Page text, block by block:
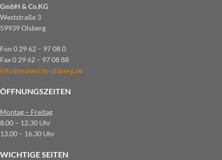
GmbH & Co.KG
Weststraße 3
59939 Olsberg
Fon 0 29 62 – 97 08 0
Fax 0 29 62 – 97 08 88
info@maiworm-olsberg.de
ÖFFNUNGSZEITEN
Montag – Freitag
8.00 – 12.30 Uhr
13.00 – 16.30 Uhr
WICHTIGE SEITEN